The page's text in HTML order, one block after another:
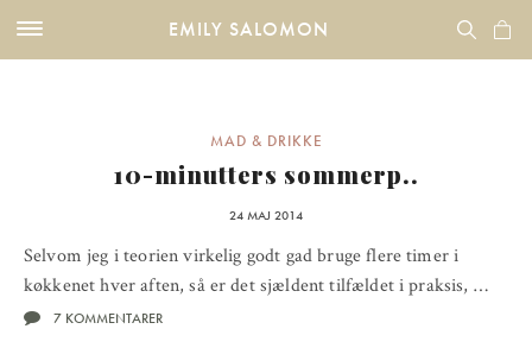
EMILY SALOMON
MAD & DRIKKE
10-minutters sommerp..
24 MAJ 2014
Selvom jeg i teorien virkelig godt gad bruge flere timer i
køkkenet hver aften, så er det sjældent tilfældet i praksis, …
7 KOMMENTARER